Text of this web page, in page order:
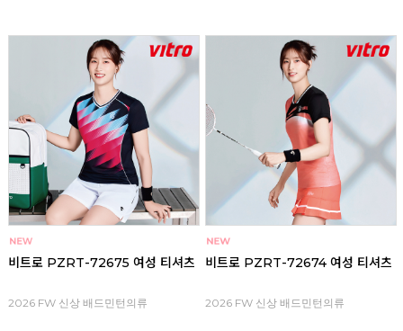
비트로 PZRT-72675 여성 티셔츠
2026 FW 신상 배드민턴의류
비트로 PZRT-72674 여성 티셔츠
2026 FW 신상 배드민턴의류